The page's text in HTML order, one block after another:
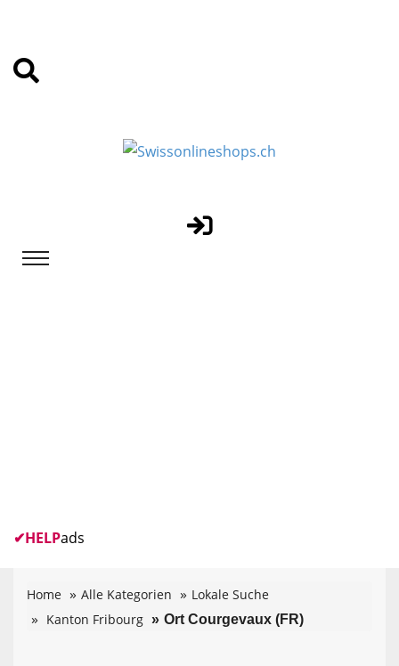
✔HELPads
Home Alle Kategorien
Lokale Suche
Kanton Fribourg
Ort Courgevaux (FR)